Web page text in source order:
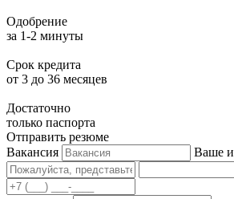
Одобрение
за 1-2 минуты
Срок кредита
от 3 до 36 месяцев
Достаточно
только паспорта
Отправить резюме
Вакансия
Ваше